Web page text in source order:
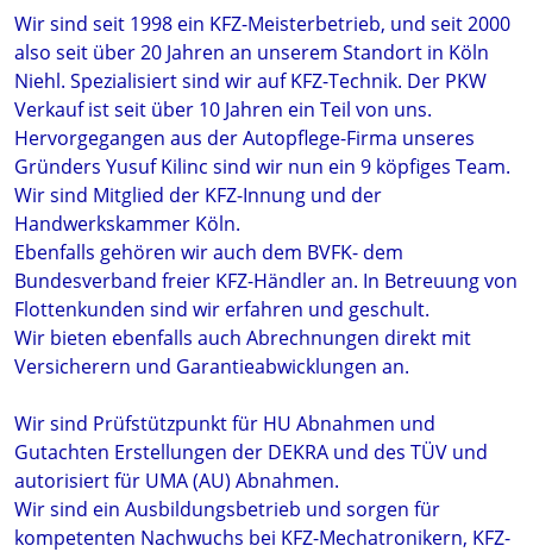
Wir sind seit 1998 ein KFZ-Meisterbetrieb, und seit 2000
also seit über 20 Jahren an unserem Standort in Köln
Niehl. Spezialisiert sind wir auf KFZ-Technik. Der PKW
Verkauf ist seit über 10 Jahren ein Teil von uns.
Hervorgegangen aus der Autopflege-Firma unseres
Gründers Yusuf Kilinc sind wir nun ein 9 köpfiges Team.
Wir sind Mitglied der KFZ-Innung und der
Handwerkskammer Köln.
Ebenfalls gehören wir auch dem BVFK- dem
Bundesverband freier KFZ-Händler an. In Betreuung von
Flottenkunden sind wir erfahren und geschult.
Wir bieten ebenfalls auch Abrechnungen direkt mit
Versicherern und Garantieabwicklungen an.
Wir sind Prüfstützpunkt für HU Abnahmen und
Gutachten Erstellungen der DEKRA und des TÜV und
autorisiert für UMA (AU) Abnahmen.
Wir sind ein Ausbildungsbetrieb und sorgen für
kompetenten Nachwuchs bei KFZ-Mechatronikern, KFZ-